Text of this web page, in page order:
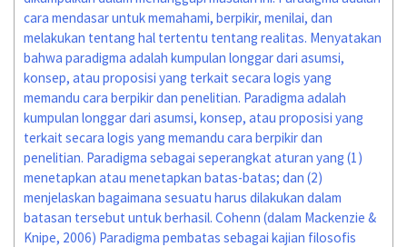
cara mendasar untuk memahami, berpikir, menilai, dan
melakukan tentang hal tertentu tentang realitas. Menyatakan
bahwa paradigma adalah kumpulan longgar dari asumsi,
konsep, atau proposisi yang terkait secara logis yang
memandu cara berpikir dan penelitian. Paradigma adalah
kumpulan longgar dari asumsi, konsep, atau proposisi yang
terkait secara logis yang memandu cara berpikir dan
penelitian. Paradigma sebagai seperangkat aturan yang (1)
menetapkan atau menetapkan batas-batas; dan (2)
menjelaskan bagaimana sesuatu harus dilakukan dalam
batasan tersebut untuk berhasil. Cohenn (dalam Mackenzie &
Knipe, 2006) Paradigma pembatas sebagai kajian filosofis